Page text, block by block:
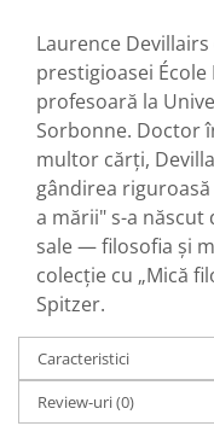
Laurence
prestigioasei
profesoară la
Sorbonne. Doctor
multor cărți,
gândirea
a mării" s-a născut
sale — filosofia și
colecție cu „Mică
Spitzer.
Caracteristici
Review-uri(0)